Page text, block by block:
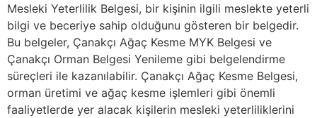
Mesleki Yeterlilik Belgesi, bir kişinin ilgili meslekte yeterli
bilgi ve beceriye sahip olduğunu gösteren bir belgedir.
Bu belgeler, Çanakçı Ağaç Kesme MYK Belgesi ve
Çanakçı Orman Belgesi Yenileme gibi belgelendirme
süreçleri ile kazanılabilir. Çanakçı Ağaç Kesme Belgesi,
orman üretimi ve ağaç kesme işlemleri gibi önemli
faaliyetlerde yer alacak kişilerin mesleki yeterliliklerini